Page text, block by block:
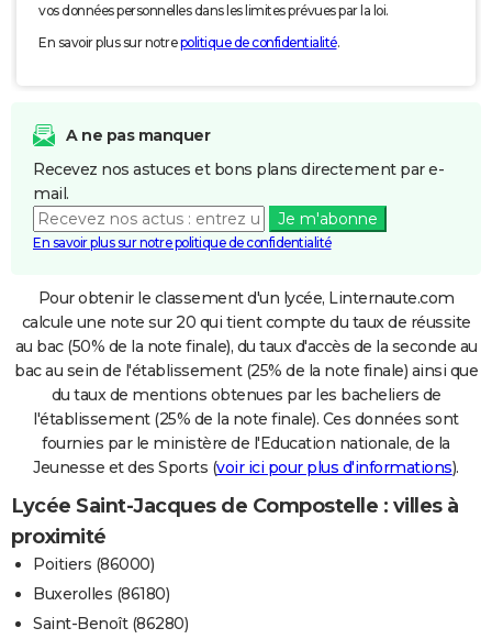
vos données personnelles dans les limites prévues par la loi.
En savoir plus sur notrepolitique de confidentialité.
A ne pas manquer
Recevez nos astuces et bons plans directement par e-
mail.
Je m'abonne
En savoir plus sur notre politique de confidentialité
Pour obtenir le classement d'un lycée, Linternaute.com
calcule une note sur 20 qui tient compte du taux de réussite
au bac (50% de la note finale), du taux d'accès de la seconde au
bac au sein de l'établissement (25% de la note finale) ainsi que
du taux de mentions obtenues par les bacheliers de
l'établissement (25% de la note finale). Ces données sont
fournies par le ministère de l'Education nationale, de la
Jeunesse et des Sports (voir ici pour plus d'informations).
Lycée Saint-Jacques de Compostelle : villes à
proximité
Poitiers (86000)
Buxerolles (86180)
Saint-Benoît (86280)